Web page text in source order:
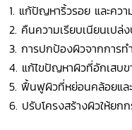
1. แก้ปัญหาริ้วรอย และคว
2. คืนความเรียบเนียนเปล่
3. การปกป้องผิวจากการท
4. แก้ไขปัญหาผิวที่อักเสบ
5. ฟื้นฟูผิวที่หย่อนคล้อยแล
6. ปรับโครงสร้างผิวให้ยก